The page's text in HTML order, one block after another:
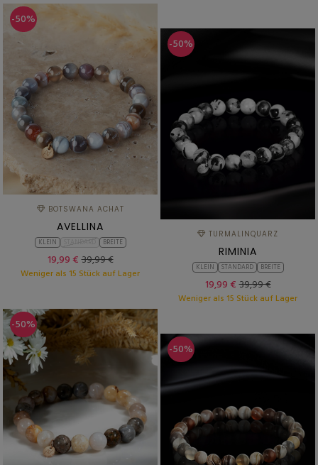
-50%
BOTSWANA ACHAT
AVELLINA
KLEIN BREITE
19,99 €39,99 €
Weniger als 15 Stück auf Lager
-50%
TURMALINQUARZ
RIMINIA
KLEIN STANDARD BREITE
19,99 €39,99 €
Weniger als 15 Stück auf Lager
-50%
-50%